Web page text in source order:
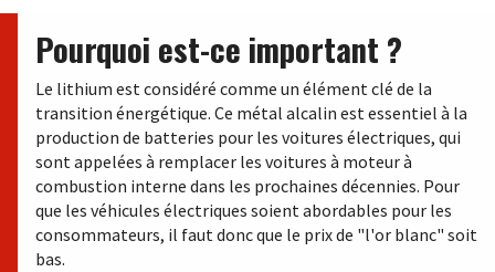
Pourquoi est-ce important ?
Le lithium est considéré comme un élément clé de la
transition énergétique. Ce métal alcalin est essentiel à la
production de batteries pour les voitures électriques, qui
sont appelées à remplacer les voitures à moteur à
combustion interne dans les prochaines décennies. Pour
que les véhicules électriques soient abordables pour les
consommateurs, il faut donc que le prix de "l'or blanc" soit
bas.